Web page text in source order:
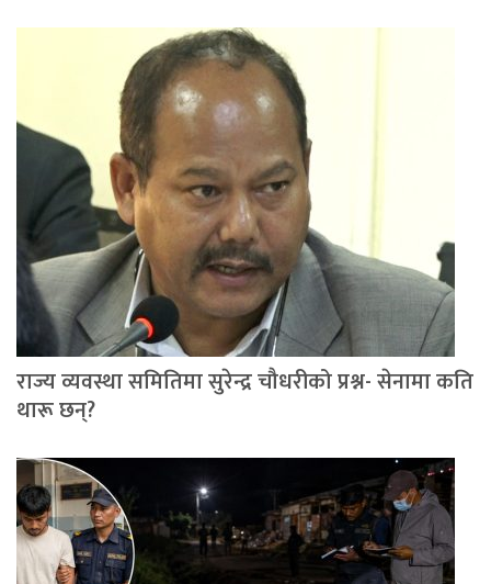
राज्य व्यवस्था समितिमा सुरेन्द्र चौधरीको प्रश्न- सेनामा कति
थारू छन्?